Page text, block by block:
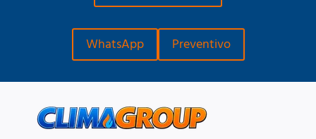
WhatsApp Preventivo